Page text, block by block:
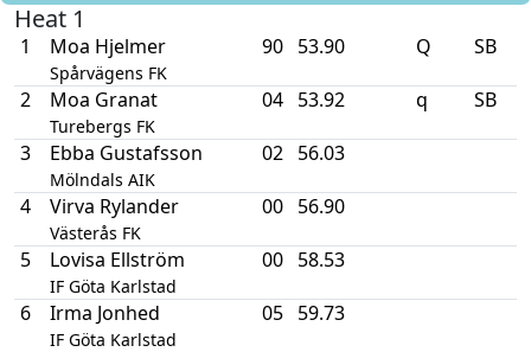
Heat 1
1 Moa Hjelmer
Spårvägens FK
90 53.90 Q SB
2 Moa Granat
Turebergs FK
04 53.92 q SB
3 Ebba Gustafsson
Mölndals AIK
02 56.03
4 Virva Rylander
Västerås FK
00 56.90
5 Lovisa Ellström
IF Göta Karlstad
00 58.53
6 Irma Jonhed
IF Göta Karlstad
05 59.73